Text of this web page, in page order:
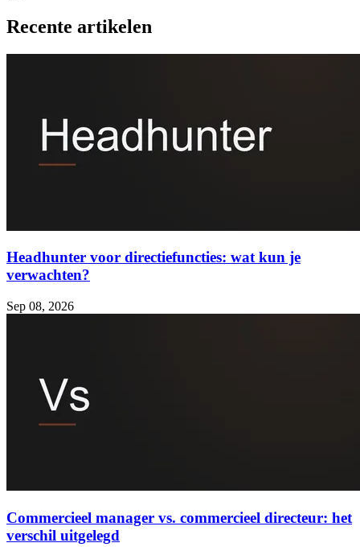
Recente artikelen
Headhunter voor directiefuncties: wat kun je
verwachten?
Sep 08, 2026
Commercieel manager vs. commercieel directeur: het
verschil uitgelegd